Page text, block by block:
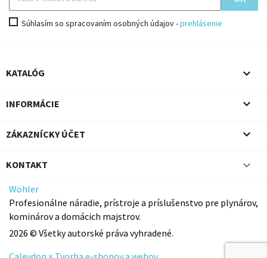
Súhlasím so spracovaním osobných údajov -prehlásenie
KATALÓG 
INFORMÁCIE 
ZÁKAZNÍCKY ÚČET 
KONTAKT 
Wöhler
Profesionálne náradie, prístroje a príslušenstvo pre plynárov,
kominárov a domácich majstrov.
2026 © Všetky autorské práva vyhradené.